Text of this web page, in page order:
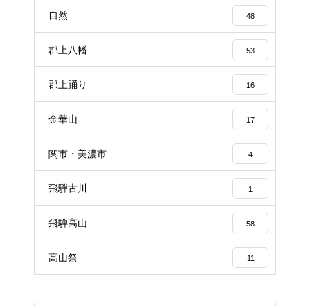
自然 48
郡上八幡 53
郡上踊り 16
金華山 17
関市・美濃市 4
飛騨古川 1
飛騨高山 58
高山祭 11